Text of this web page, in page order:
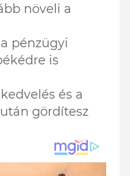
növeli a
pénzügyi
is
és a
után gördítesz